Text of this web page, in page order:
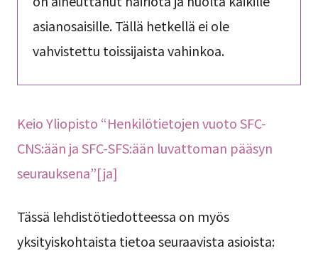
asianosaisille. Tällä hetkellä ei ole
vahvistettu toissijaista vahinkoa.
Keio Yliopisto “Henkilötietojen vuoto SFC-
CNS:ään ja SFC-SFS:ään luvattoman pääsyn
seurauksena”[ja]
Tässä lehdistötiedotteessa on myös
yksityiskohtaista tietoa seuraavista asioista: